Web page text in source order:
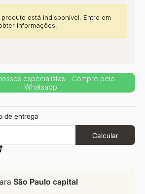
está indisponível. Entre em
informações.
especialistas - Compre pelo
Whatsapp
de entrega
Calcular
São Paulo capital